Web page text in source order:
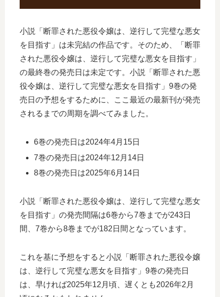
小説「断罪された悪役令嬢は、逆行して完璧な悪女
を目指す」は未完結の作品です。そのため、「断罪
された悪役令嬢は、逆行して完璧な悪女を目指す」
の最終巻の発売日は未定です。小説「断罪された悪
役令嬢は、逆行して完璧な悪女を目指す」9巻の発
売日の予想をするために、ここ最近の最新刊が発売
されるまでの周期を調べてみました。
6巻の発売日は2024年4月15日
7巻の発売日は2024年12月14日
8巻の発売日は2025年6月14日
小説「断罪された悪役令嬢は、逆行して完璧な悪女
を目指す」の発売間隔は6巻から7巻までが243日
間、7巻から8巻までが182日間となっています。
これを基に予想をすると小説「断罪された悪役令嬢
は、逆行して完璧な悪女を目指す」9巻の発売日
は、早ければ2025年12月頃、遅くとも2026年2月